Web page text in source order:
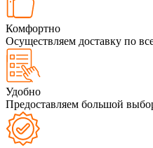
Комфортно
Осуществляем доставку по
Удобно
Предоставляем большой